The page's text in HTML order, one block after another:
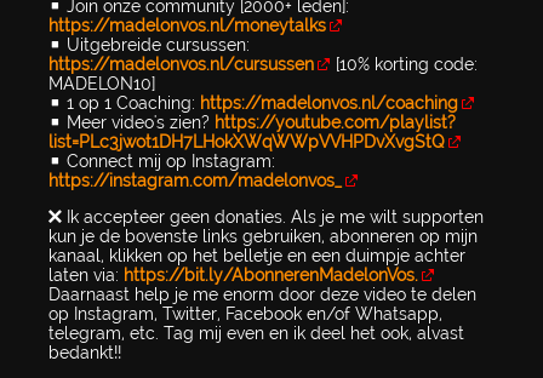
▪️ Join onze community [2000+ leden]:
https://madelonvos.nl/moneytalks
▪️ Uitgebreide cursussen:
https://madelonvos.nl/cursussen
[10% korting code:
MADELON10]
▪️ 1 op 1 Coaching: https://madelonvos.nl/coaching
▪️ Meer video's zien? https://youtube.com/playlist?
list=PLc3jwot1DH7LHokXWqWWpVVHPDvXvgStQ
▪️ Connect mij op Instagram:
https://instagram.com/madelonvos_
❌ Ik accepteer geen donaties. Als je me wilt supporten
kun je de bovenste links gebruiken, abonneren op mijn
kanaal, klikken op het belletje en een duimpje achter
laten via: https://bit.ly/AbonnerenMadelonVos.
Daarnaast help je me enorm door deze video te delen
op Instagram, Twitter, Facebook en/of Whatsapp,
telegram, etc. Tag mij even en ik deel het ook, alvast
bedankt!!